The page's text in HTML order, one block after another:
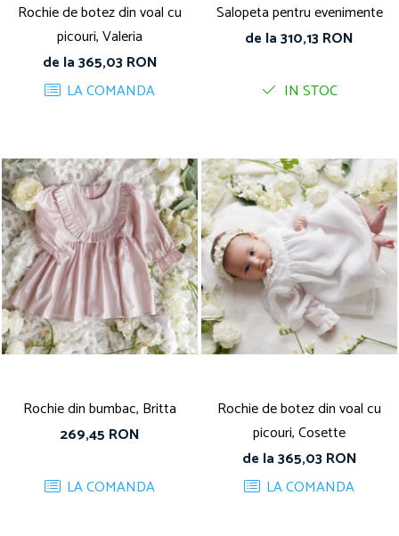
Rochie de botez din voal cu
picouri, Valeria
de la 365,03 RON
LA COMANDA
Salopeta pentru evenimente
de la 310,13 RON
IN STOC
Rochie din bumbac, Britta
269,45 RON
LA COMANDA
Rochie de botez din voal cu
picouri, Cosette
de la 365,03 RON
LA COMANDA